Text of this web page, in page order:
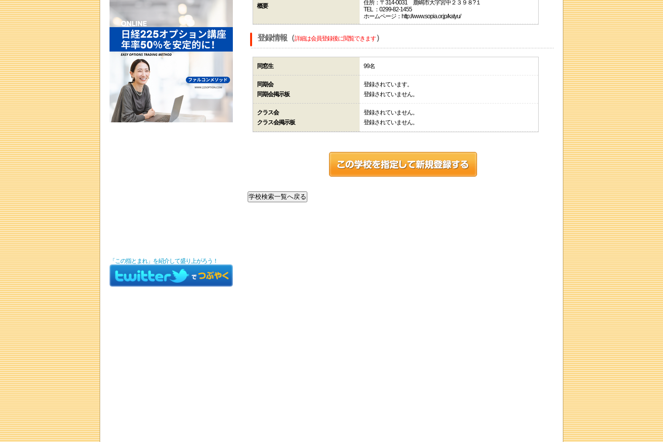
概要
住所：〒314-0031 鹿嶋市大字宮中２３９８?１
TEL ：0299-82-1455
ホームページ：http://www.sopia.or.jp/katyu/
登録情報（詳細は会員登録後に閲覧できます）
同窓生 99名
同期会
同期会掲示板
登録されています。
登録されていません。
クラス会
クラス会掲示板
登録されていません。
登録されていません。
「この指とまれ」を紹介して盛り上がろう！